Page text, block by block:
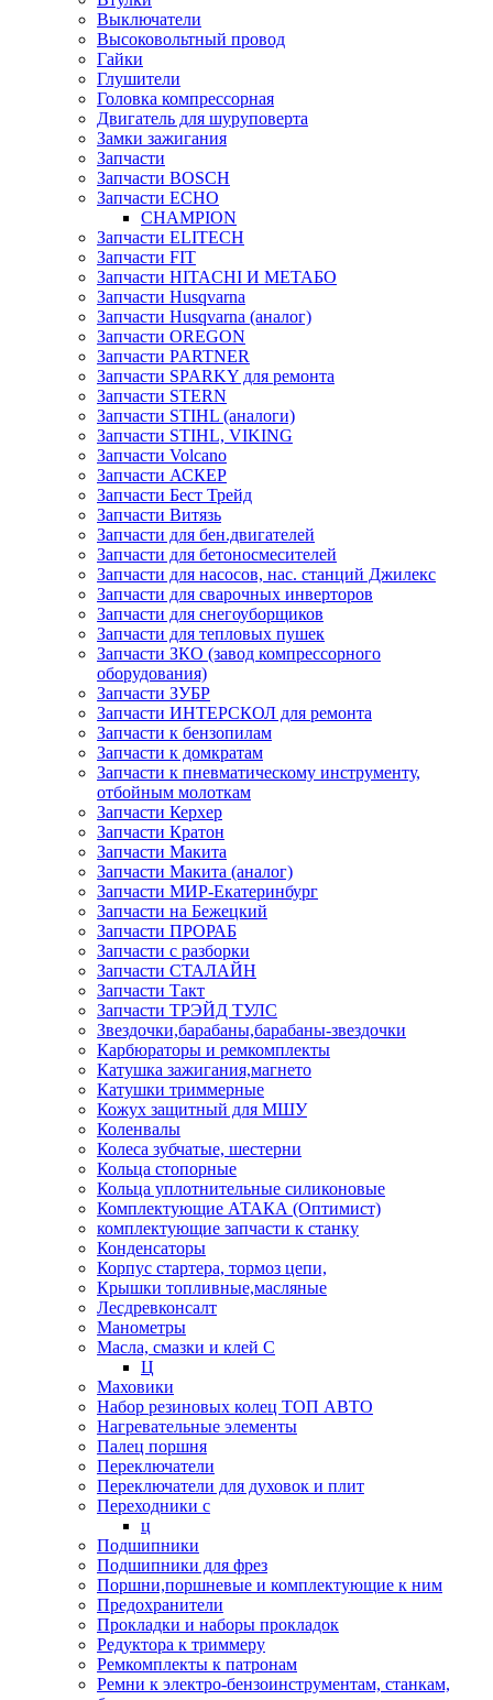
Выключатели
Высоковольтный провод
Гайки
Глушители
Головка компрессорная
Двигатель для шуруповерта
Замки зажигания
Запчасти
Запчасти BOSCH
Запчасти ECHO
CHAMPION
Запчасти ELITECH
Запчасти FIT
Запчасти HITACHI И МЕТАБО
Запчасти Husqvarna
Запчасти Husqvarna (аналог)
Запчасти OREGON
Запчасти PARTNER
Запчасти SPARKY для ремонта
Запчасти STERN
Запчасти STIHL (аналоги)
Запчасти STIHL, VIKING
Запчасти Volcano
Запчасти АСКЕР
Запчасти Бест Трейд
Запчасти Витязь
Запчасти для бен.двигателей
Запчасти для бетоносмесителей
Запчасти для насосов, нас. станций Джилекс
Запчасти для сварочных инверторов
Запчасти для снегоуборщиков
Запчасти для тепловых пушек
Запчасти ЗКО (завод компрессорного
оборудования)
Запчасти ЗУБР
Запчасти ИНТЕРСКОЛ для ремонта
Запчасти к бензопилам
Запчасти к домкратам
Запчасти к пневматическому инструменту,
отбойным молоткам
Запчасти Керхер
Запчасти Кратон
Запчасти Макита
Запчасти Макита (аналог)
Запчасти МИР-Екатеринбург
Запчасти на Бежецкий
Запчасти ПРОРАБ
Запчасти с разборки
Запчасти СТАЛАЙН
Запчасти Такт
Запчасти ТРЭЙД ТУЛС
Звездочки,барабаны,барабаны-звездочки
Карбюраторы и ремкомплекты
Катушка зажигания,магнето
Катушки триммерные
Кожух защитный для МШУ
Коленвалы
Колеса зубчатые, шестерни
Кольца стопорные
Кольца уплотнительные силиконовые
Комплектующие АТАКА (Оптимист)
комплектующие запчасти к станку
Конденсаторы
Корпус стартера, тормоз цепи,
Крышки топливные,масляные
Лесдревконсалт
Манометры
Масла, смазки и клей С
Ц
Маховики
Набор резиновых колец ТОП АВТО
Нагревательные элементы
Палец поршня
Переключатели
Переключатели для духовок и плит
Переходники с
ц
Подшипники
Подшипники для фрез
Поршни,поршневые и комплектующие к ним
Предохранители
Прокладки и наборы прокладок
Редуктора к триммеру
Ремкомплекты к патронам
Ремни к электро-бензоинструментам, станкам,